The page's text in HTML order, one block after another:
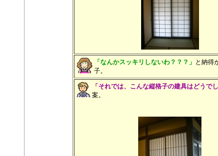
「なんかスッキリしないわ？？？」 と納得
子。
「それでは、こんな縦格子の建具はどうで
案。